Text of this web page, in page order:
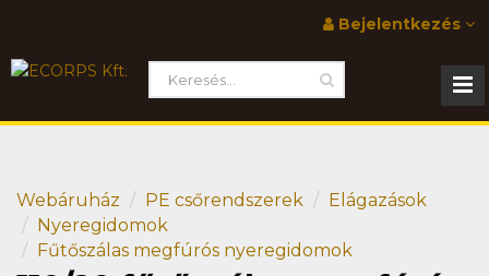
Bejelentkezés
Webáruház PE csőrendszerek
Elágazások
Nyeregidomok
Fűtőszálas megfúrós nyeregidomok